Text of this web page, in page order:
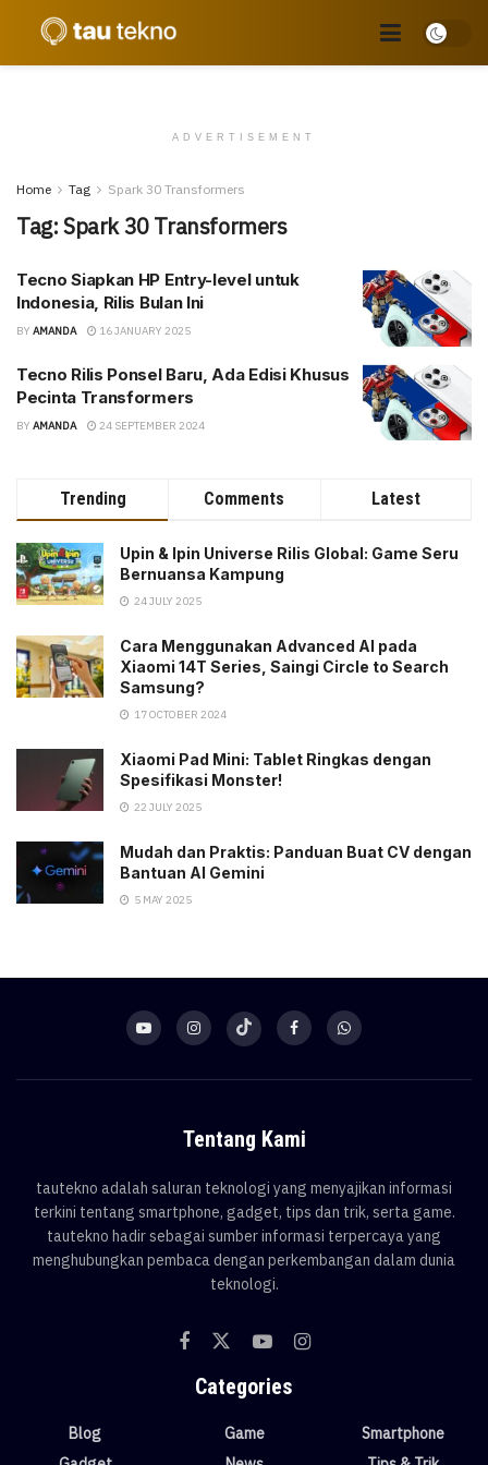
ADVERTISEMENT
Home Tag Spark 30 Transformers
Tag:Spark 30 Transformers
Tecno Siapkan HP Entry-level untuk
Indonesia, Rilis Bulan Ini
BY AMANDA 16 JANUARY 2025
Tecno Rilis Ponsel Baru, Ada Edisi Khusus
Pecinta Transformers
BY AMANDA 24 SEPTEMBER 2024
Trending Comments Latest
Upin & Ipin Universe Rilis Global: Game Seru
Bernuansa Kampung
24 JULY 2025
Cara Menggunakan Advanced AI pada
Xiaomi 14T Series, Saingi Circle to Search
Samsung?
17 OCTOBER 2024
Xiaomi Pad Mini: Tablet Ringkas dengan
Spesifikasi Monster!
22 JULY 2025
Mudah dan Praktis: Panduan Buat CV dengan
Bantuan AI Gemini
5 MAY 2025
Tentang Kami
tautekno adalah saluran teknologi yang menyajikan informasi
terkini tentang smartphone, gadget, tips dan trik, serta game.
tautekno hadir sebagai sumber informasi terpercaya yang
menghubungkan pembaca dengan perkembangan dalam dunia
teknologi.
Categories
Blog
Game
Smartphone